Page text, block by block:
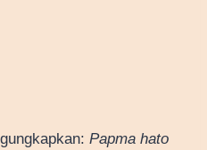
Papma hato